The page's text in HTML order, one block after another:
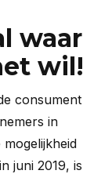
waar
wil!
consument
in
juni 2019, is